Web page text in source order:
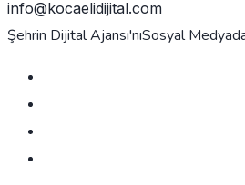
info@kocaelidijital.com
Şehrin Dijital Ajansı'nıSosyal